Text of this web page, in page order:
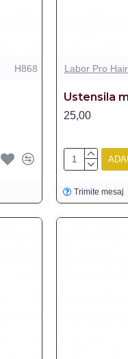
H868 Labor Pro Hair
Ustensila
25,00
Trimite mesaj